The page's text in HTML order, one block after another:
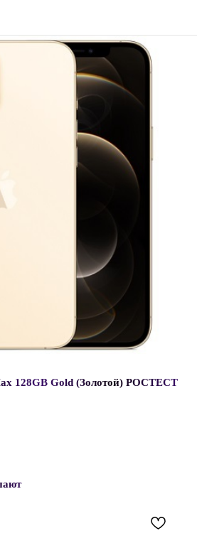
128GB Gold (Золотой) РОСТЕСТ